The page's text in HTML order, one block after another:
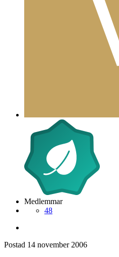
Medlemmar
48
Postad 14 november 2006